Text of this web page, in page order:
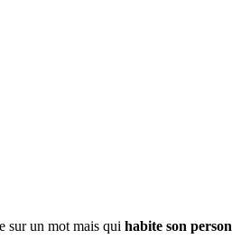
sur un mot mais qui habite son